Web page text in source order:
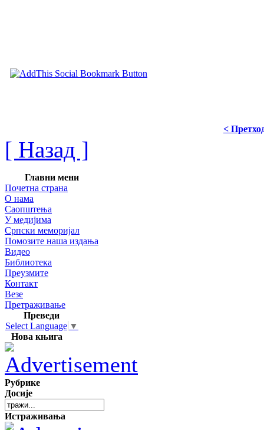
<
[ Назад ]
Главни мени
Почетна страна
О нама
Саопштења
У медијима
Српски меморијал
Помозите наша издања
Видео
Библиотека
Преузмите
Контакт
Везе
Претраживање
Преведи
Select Language ▼
Нова књига
Рубрике
Досије
Истраживања